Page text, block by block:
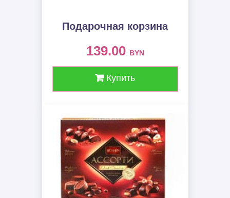
Подарочная корзина
139.00 BYN
Купить